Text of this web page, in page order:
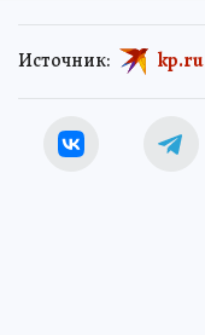
Источник: kp.ru